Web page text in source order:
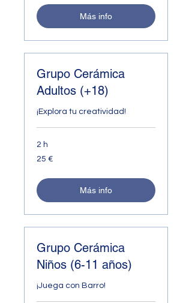
Más info
Grupo Cerámica
Adultos (+18)
¡Explora tu creatividad!
2 h
25
euros
25 €
Más info
Grupo Cerámica
Niños (6-11 años)
¡Juega con Barro!